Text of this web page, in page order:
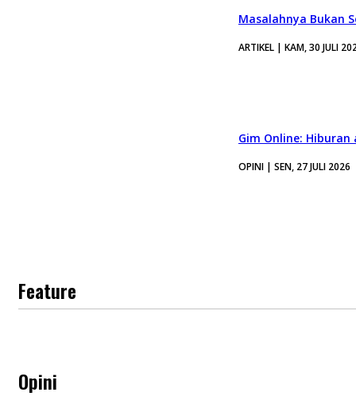
Masalahnya Bukan
ARTIKEL | KAM, 30 JULI
Gim Online:
OPINI | SEN, 27 JULI 2026
Feature
Opini